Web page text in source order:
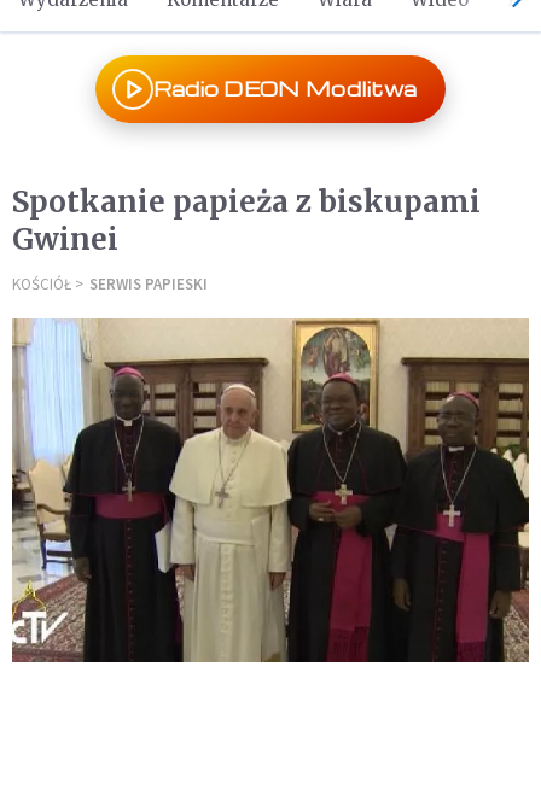
Radio DEON Modlitwa
Spotkanie papieża z biskupami
Gwinei
KOŚCIÓŁ SERWIS PAPIESKI